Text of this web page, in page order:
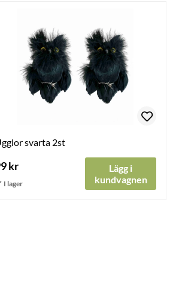
svarta 2st
kr
Lägg i
kundvagnen